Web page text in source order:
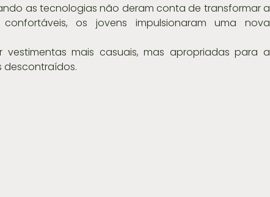
as tecnologias não deram conta de transformar a
os jovens impulsionaram uma nova
vestimentas mais casuais, mas apropriadas para a
descontraídos.